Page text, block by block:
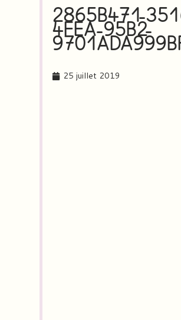
2865B471-
4FEA-95B2-
25 juillet 2019